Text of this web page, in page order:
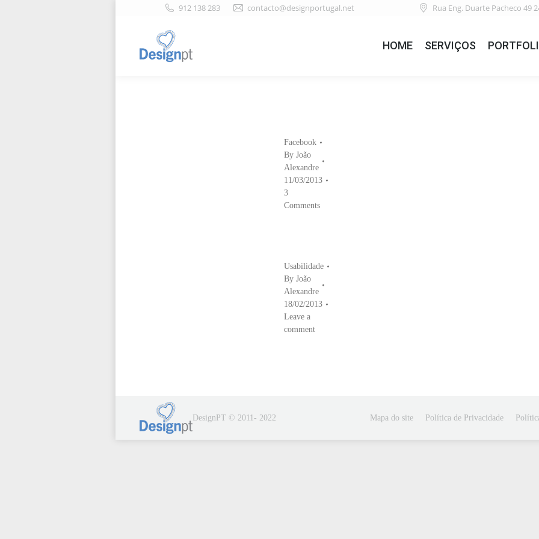
912 138 283 contacto@designportugal.net Rua Eng. Duarte Pacheco 49
HOME SERVIÇOS
Facebook
By João
Alexandre
11/03/2013
3
Comments
Usabilidade
By João
Alexandre
18/02/2013
Leave a
comment
DesignPT © 2011- 2022 Mapa do site Política de Privacidade